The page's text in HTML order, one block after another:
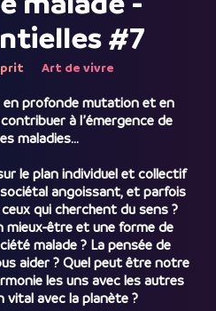
#7
Art de vivre
en profonde mutation et en
à l’émergence de
maladies…
le plan individuel et collectif
angoissant, et parfois
qui cherchent du sens ?
être et une forme de
malade ? La pensée de
aider ? Quel peut être notre
les uns avec les autres
vital avec la planète ?